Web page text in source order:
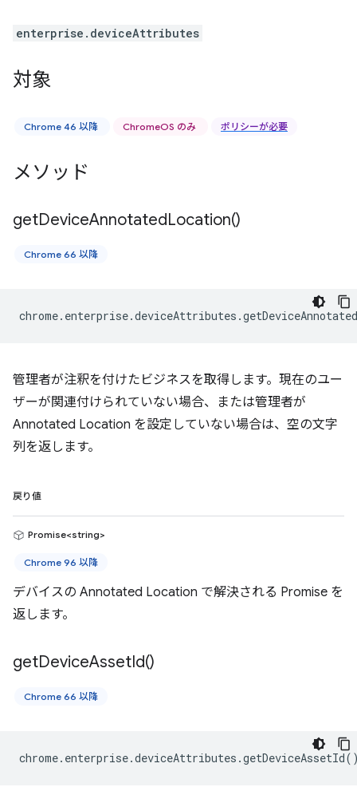
enterprise.deviceAttributes
対象
Chrome 46 以降 ChromeOS のみ ポリシーが必要
メソッド
getDeviceAnnotatedLocation()
Chrome 66 以降
chrome. enterprise.deviceAttributes .
管理者が注釈を付けたビジネスを取得します。現在のユー
ザーが関連付けられていない場合、または管理者が
Annotated Location を設定していない場合は、空の文字
列を返します。
戻り値
Promise<string>
Chrome 96 以降
デバイスの Annotated Location で解決される Promise を
返します。
getDeviceAssetId()
Chrome 66 以降
chrome. enterprise.deviceAttributes .getDeviceAssetId